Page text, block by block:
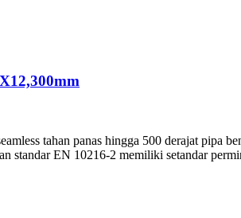
tahan panas hingga 500 derajat pipa
standar EN 10216-2 memiliki setandar